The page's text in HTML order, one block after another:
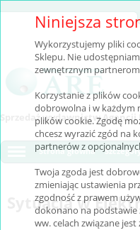
Sprzedaż wydawnictw
Strona główna
Sytuacja w
Niniejsza
Wykorzystujemy pliki
Sklepu. Nie
zewnętrznym
Korzystanie z plików
dobrowolna i w każdym
plików cookie. Zgodę
chcesz wyrazić zgód na
partnerów z
Twoja zgoda jest
zmieniając ustawienia
zgodność z prawem
dokonano na podstawie
ww. celach związane